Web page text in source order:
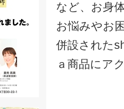
など、お身
お悩みやお
併設された
ａ商品にア